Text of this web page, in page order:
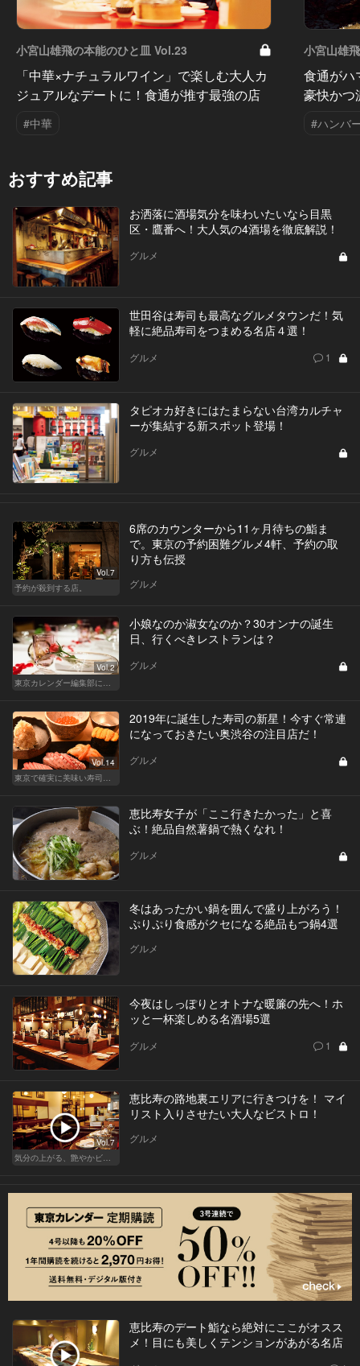
小宮山雄飛の本能のひと皿 Vol.23
「中華×ナチュラルワイン」で楽しむ大人カ
ジュアルなデートに！食通が推す最強の店
#中華
小宮山雄
食通がハ
豪快かつ
#ハンバ
おすすめ記事
お洒落に酒場気分を味わいたいなら目黒
区・鷹番へ！大人気の4酒場を徹底解説！
グルメ
世田谷は寿司も最高なグルメタウンだ！気
軽に絶品寿司をつまめる名店４選！
グルメ 1
タピオカ好きにはたまらない台湾カルチャ
ーが集結する新スポット登場！
グルメ
Vol.7
予約が殺到する店。
6席のカウンターから11ヶ月待ちの鮨ま
で。東京の予約困難グルメ4軒、予約の取
り方も伝授
グルメ
Vol.2
東京カレンダー編集部による、恋のレストラン道場
小娘なのか淑女なのか？30オンナの誕生
日、行くべきレストランは？
グルメ
Vol.14
東京で確実に美味い寿司はここだ！
2019年に誕生した寿司の新星！今すぐ常連
になっておきたい奥渋谷の注目店だ！
グルメ
恵比寿女子が「ここ行きたかった」と喜
ぶ！絶品自然薯鍋で熱くなれ！
グルメ
冬はあったかい鍋を囲んで盛り上がろう！
ぷりぷり食感がクセになる絶品もつ鍋4選
グルメ
今夜はしっぽりとオトナな暖簾の先へ！ホ
ッと一杯楽しめる名酒場5選
グルメ 1
Vol.7
気分の上がる、艶やかビストロ
恵比寿の路地裏エリアに行きつけを！ マイ
リスト入りさせたい大人なビストロ！
グルメ
恵比寿のデート鮨なら絶対にここがオスス
メ！目にも美しくテンションがあがる名店